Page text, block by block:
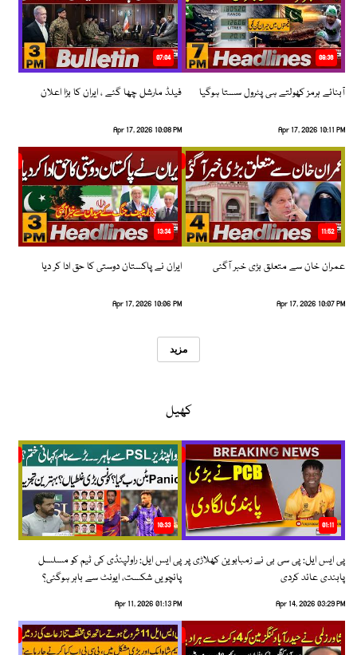
08:36
آبنائے ہرمز کھولتے ہی پٹرول سستا ہوگیا
Apr 17, 2026 10:11 PM
07:04
فیلڈ مارشل چھا گئے ، ایران کا بڑا اعلان
Apr 17, 2026 10:08 PM
11:52
عمران خان سے متعلق بڑی خبر آگئی
Apr 17, 2026 10:07 PM
13:34
ایران نے پاکستان دوستی کا حق ادا کر دیا
Apr 17, 2026 10:06 PM
مزید
کھیل
01:11
پی ایس ایل: پی سی بی نے زمبابوین کھلاڑی پر
پابندی عائد کردی
Apr 14, 2026 03:29 PM
10:33
پی ایس ایل: راولپنڈی کی ٹیم کو مسلسل
پانچویں شکست، ایونٹ سے باہر ہوگئی؟
Apr 11, 2026 01:13 PM